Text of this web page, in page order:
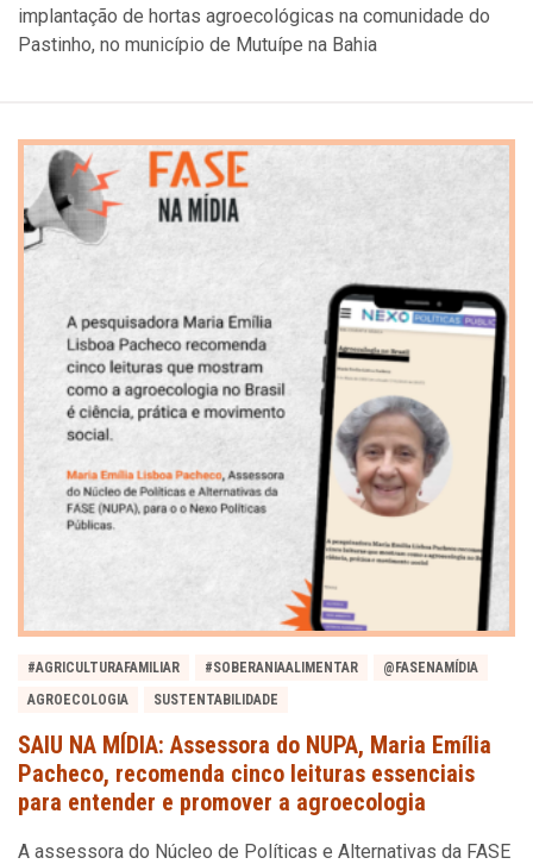
implantação de hortas agroecológicas na comunidade do
Pastinho, no município de Mutuípe na Bahia
#AGRICULTURAFAMILIAR #SOBERANIAALIMENTAR
@FASENAMÍDIA
AGROECOLOGIA
SUSTENTABILIDADE
SAIU NA MÍDIA: Assessora do NUPA, Maria Emília
Pacheco, recomenda cinco leituras essenciais
para entender e promover a agroecologia
A assessora do Núcleo de Políticas e Alternativas da FASE